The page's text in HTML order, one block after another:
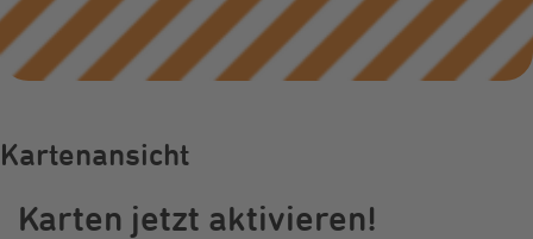
Kartenansicht
Karten jetzt aktivieren!